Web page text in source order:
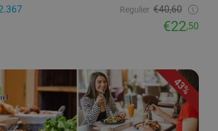
Regulier €40,60
€22,50
43%